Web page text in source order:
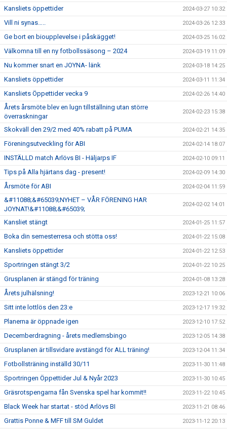
Kansliets öppettider 2024-03-27 10:32
Vill ni synas….. 2024-03-26 12:33
Ge bort en bioupplevelse i påskägget! 2024-03-25 16:02
Välkomna till en ny fotbollssäsong – 2024 2024-03-19 11:09
Nu kommer snart en JOYNA- länk 2024-03-18 14:25
Kansliets öppettider 2024-03-11 11:34
Kansliets Öppettider vecka 9 2024-02-26 14:40
Årets årsmöte blev en lugn tillställning utan större
överraskningar
2024-02-23 15:38
Skokväll den 29/2 med 40% rabatt på PUMA 2024-02-21 14:35
Föreningsutveckling för ABI 2024-02-14 18:07
INSTÄLLD match Arlövs BI - Häljarps IF 2024-02-10 09:11
Tips på Alla hjärtans dag - present! 2024-02-09 14:30
Årsmöte för ABI 2024-02-04 11:59
&#11088;&#65039;NYHET – VÅR FÖRENING HAR
JOYNAT!&#11088;&#65039;
2024-02-02 14:01
Kansliet stängt 2024-01-25 11:57
Boka din semesterresa och stötta oss! 2024-01-22 15:08
Kansliets öppettider 2024-01-22 12:53
Sportringen stängt 3/2 2024-01-22 10:25
Grusplanen är stängd för träning 2024-01-08 13:28
Årets julhälsning! 2023-12-21 10:06
Sitt inte lottlös den 23:e 2023-12-17 19:32
Planerna är öppnade igen 2023-12-10 17:52
Decemberdragning - årets medlemsbingo 2023-12-05 14:38
Grusplanen är tillsvidare avstängd för ALL träning! 2023-12-04 11:34
Fotbollsträning inställd 30/11 2023-11-30 11:48
Sportringen Öppettider Jul & Nyår 2023 2023-11-30 10:45
Gräsrotspengarna fån Svenska spel har kommit!! 2023-11-22 10:45
Black Week har startat - stöd Arlövs BI 2023-11-21 08:46
Grattis Ponne & MFF till SM Guldet 2023-11-12 20:13